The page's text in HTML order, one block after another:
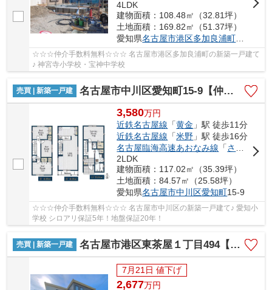
4LDK
建物面積：108.48㎡（32.81坪）
土地面積：169.82㎡（51.37坪）
愛知県名古屋市港区多加良浦町３丁目
☆☆☆仲介手数料無料☆☆☆ 名古屋市港区多加良浦町の新築一戸建て
♪ 神宮寺小学校・宝神中学校
売買 | 新築一戸建 名古屋市中川区愛知町15-9【仲介手数料無料】新築一戸建て
3,580万円
近鉄名古屋線 「黄金 」駅 徒歩11分
近鉄名古屋線 「米野 」駅 徒歩16分
名古屋臨海高速あおなみ線 「ささしまライブ
2LDK
建物面積：117.02㎡（35.39坪）
土地面積：84.57㎡（25.58坪）
愛知県名古屋市中川区愛知町15-9
☆☆☆仲介手数料無料☆☆☆ 名古屋市中川区の新築一戸建て♪ 愛知小
学校 シロアリ保証5年！地盤保証20年！
売買 | 新築一戸建 名古屋市港区東茶屋１丁目494【仲介手数料無料】新築一戸建て 1号棟
7月21日 値下げ
2,677万円